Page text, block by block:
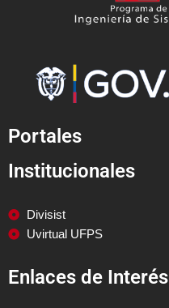
Portales
Institucionales
Divisist
Uvirtual UFPS
Enlaces de Interés